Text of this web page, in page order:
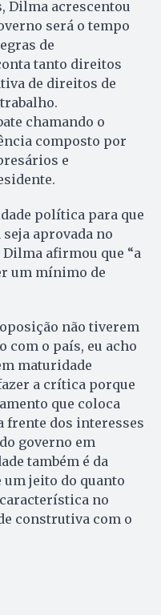
Dilma acrescentou
será o tempo
de
tanto direitos
de direitos de
chamando o
composto por
e
política para que
aprovada no
afirmou que “a
um mínimo de
não tiverem
o país, eu acho
maturidade
a crítica porque
que coloca
frente dos interesses
governo em
também é da
jeito do quanto
no
construtiva com o